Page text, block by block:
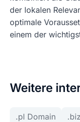
der lokalen
optimale
einem der
Weitere
.pl Domain